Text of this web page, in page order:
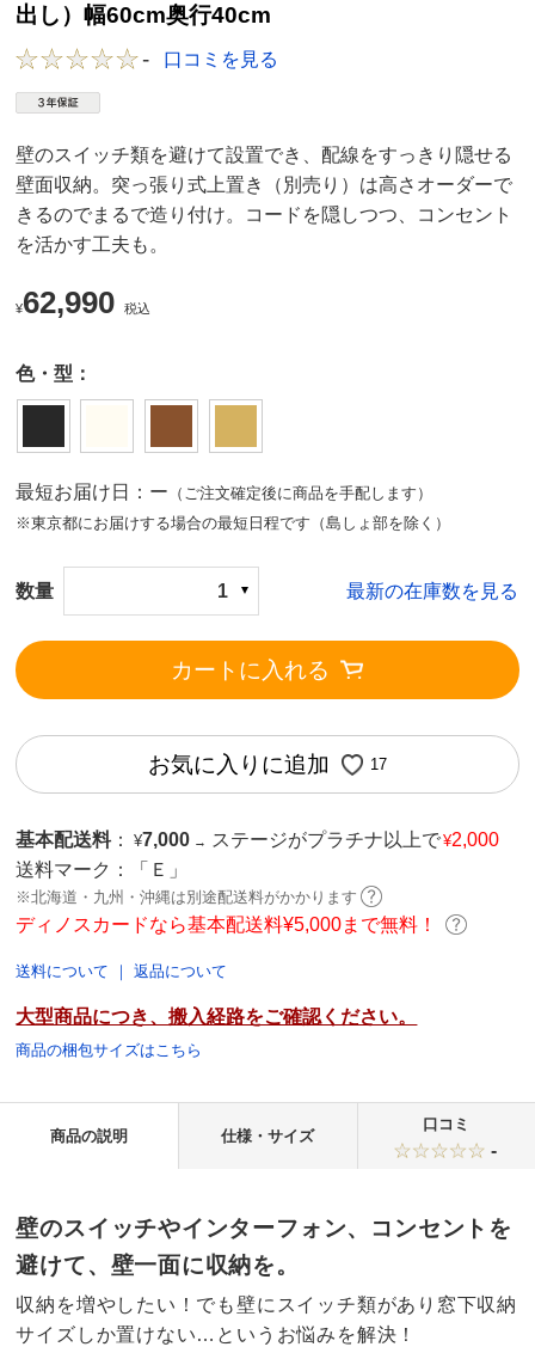
出し）幅60cm奥行40cm
- 口コミを見る
壁のスイッチ類を避けて設置でき、配線をすっきり隠せる
壁面収納。突っ張り式上置き（別売り）は高さオーダーで
きるのでまるで造り付け。コードを隠しつつ、コンセント
を活かす工夫も。
¥62,990 税込
色・型：
最短お届け日：ー （ご注文確定後に商品を手配します）
※東京都にお届けする場合の最短日程です（島しょ部を除く）
数量 1 最新の在庫数を見る
カートに入れる
お気に入りに追加 17
基本配送料 ： ¥7,000 → ステージがプラチナ以上で¥2,000
送料マーク：
「Ｅ」
※北海道・九州・沖縄は別途配送料がかかります
ディノスカードなら基本配送料¥5,000まで無料！
送料について ｜返品について
大型商品につき、搬入経路をご確認ください。
商品の梱包サイズはこちら
商品の説明 仕様・サイズ
口コミ
-
壁のスイッチやインターフォン、コンセントを
避けて、壁一面に収納を。
収納を増やしたい！でも壁にスイッチ類があり窓下収納
サイズしか置けない…というお悩みを解決！